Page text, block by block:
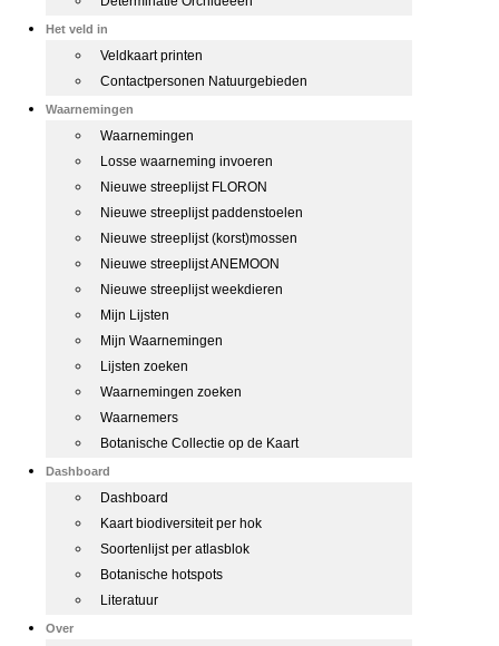
Het veld in
Veldkaart printen
Contactpersonen Natuurgebieden
Waarnemingen
Waarnemingen
Losse waarneming invoeren
Nieuwe streeplijst FLORON
Nieuwe streeplijst paddenstoelen
Nieuwe streeplijst (korst)mossen
Nieuwe streeplijst ANEMOON
Nieuwe streeplijst weekdieren
Mijn Lijsten
Mijn Waarnemingen
Lijsten zoeken
Waarnemingen zoeken
Waarnemers
Botanische Collectie op de Kaart
Dashboard
Dashboard
Kaart biodiversiteit per hok
Soortenlijst per atlasblok
Botanische hotspots
Literatuur
Over